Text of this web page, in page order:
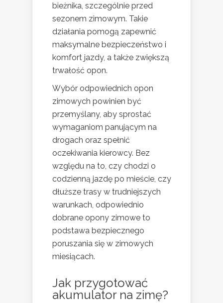
bieżnika, szczególnie przed
sezonem zimowym. Takie
działania pomogą zapewnić
maksymalne bezpieczeństwo i
komfort jazdy, a także zwiększą
trwałość opon.
Wybór odpowiednich opon
zimowych powinien być
przemyślany, aby sprostać
wymaganiom panującym na
drogach oraz spełnić
oczekiwania kierowcy. Bez
względu na to, czy chodzi o
codzienną jazdę po mieście, czy
dłuższe trasy w trudniejszych
warunkach, odpowiednio
dobrane opony zimowe to
podstawa bezpiecznego
poruszania się w zimowych
miesiącach.
Jak przygotować
akumulator na zimę?